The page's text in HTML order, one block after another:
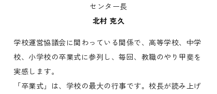
センター長
北村 克久
学校運営協議会に関わっている関係で、高等学校、中学
校、小学校の卒業式に参列し、毎回、教職のやり甲斐を
実感します。
「卒業式」は、学校の最大の行事です。校長が読み上げ